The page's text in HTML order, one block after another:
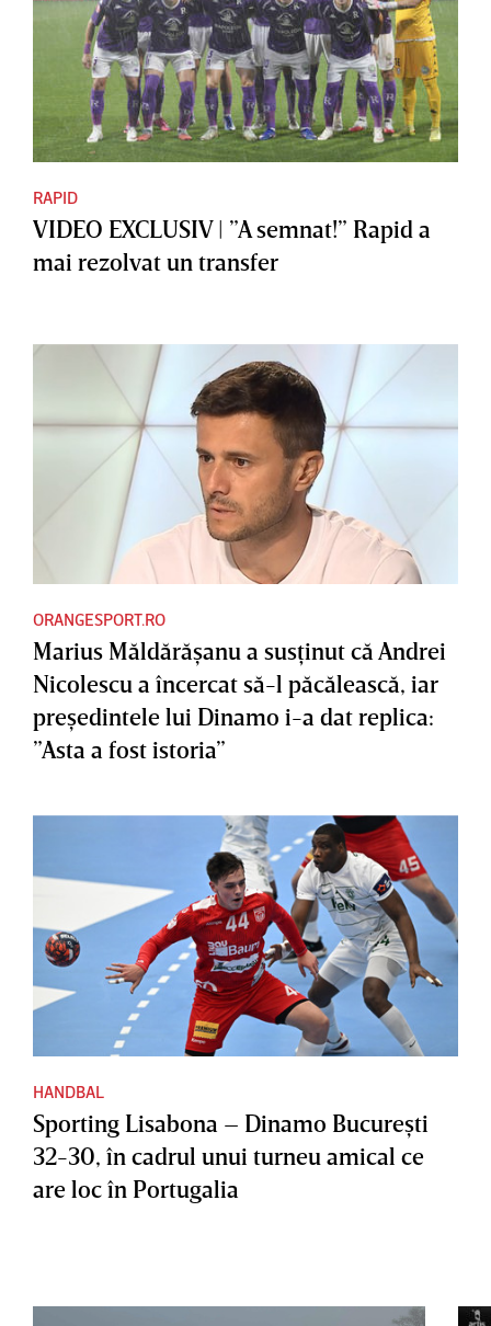
RAPID
VIDEO EXCLUSIV | ”A semnat!” Rapid a
mai rezolvat un transfer
ORANGESPORT.RO
Marius Măldărăşanu a susţinut că Andrei
Nicolescu a încercat să-l păcălească, iar
preşedintele lui Dinamo i-a dat replica:
”Asta a fost istoria”
HANDBAL
Sporting Lisabona – Dinamo Bucureşti
32-30, în cadrul unui turneu amical ce
are loc în Portugalia